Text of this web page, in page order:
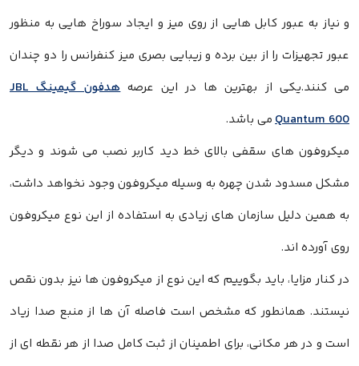
و نیاز به عبور کابل هایی از روی میز و ایجاد سوراخ هایی به منظور
عبور تجهیزات را از بین برده و زیبایی بصری میز کنفرانس را دو چندان
می کنند.یکی از بهترین ها در این عرصه
هدفون گیمینگ JBL
Quantum 600می باشد.
میکروفون های سقفی بالای خط دید کاربر نصب می شوند و دیگر
مشکل مسدود شدن چهره به وسیله میکروفون وجود نخواهد داشت،
به همین دلیل سازمان های زیادی به استفاده از این نوع میکروفون
روی آورده اند.
در کنار مزایا، باید بگوییم که این نوع از میکروفون ها نیز بدون نقص
نیستند. همانطور که مشخص است فاصله آن ها از منبع صدا زیاد
است و در هر مکانی، برای اطمینان از ثبت کامل صدا از هر نقطه ای از